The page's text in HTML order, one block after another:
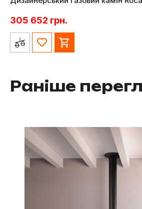
305 652 грн.
Раніше